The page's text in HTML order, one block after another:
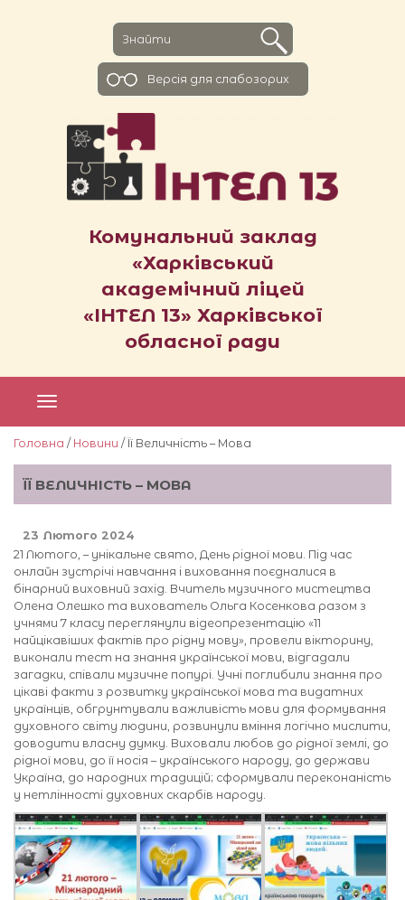
Комунальний заклад
«Харківський
академічний ліцей
«ІНТЕЛ 13» Харківської
обласної ради
Версiя для слабозорих
Головна / Новини / Її Величність – Мова
ЇЇ ВЕЛИЧНІСТЬ – МОВА
23 Лютого 2024
21 Лютого, – унікальне свято, День рідної мови. Під час
онлайн зустрічі навчання і виховання поєдналися в
бінарний виховний захід. Вчитель музичного мистецтва
Олена Олешко та вихователь Ольга Косенкова разом з
учнями 7 класу переглянули відеопрезентацію «11
найцікавіших фактів про рідну мову», провели вікторину,
виконали тест на знання української мови, відгадали
загадки, співали музичне попурі. Учні поглибили знання про
цікаві факти з розвитку української мова та видатних
українців, обгрунтували важливість мови для формування
духовного світу людини, розвинули вміння логічно мислити,
доводити власну думку. Виховали любов до рідної землі, до
рідної мови, до її носія – українського народу, до держави
Україна, до народних традицій; сформували переконаність
у нетлінності духовних скарбів народу.